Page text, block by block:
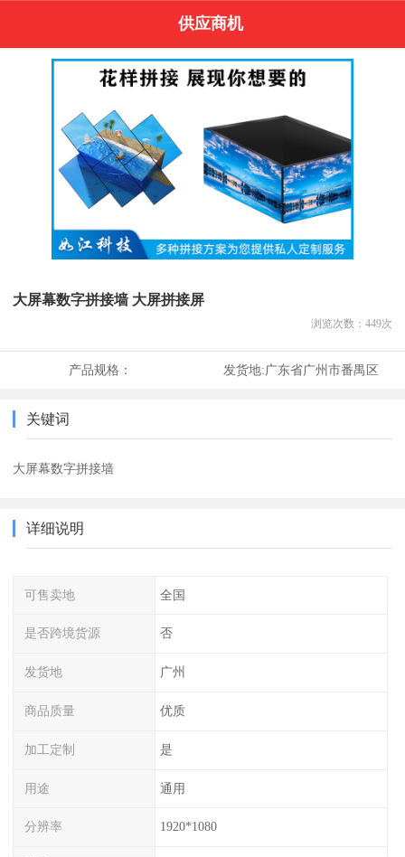
供应商机
大屏幕数字拼接墙 大屏拼接屏
浏览次数： 449次
产品规格： 发货地:广东省广州市番禺区
关键词
大屏幕数字拼接墙
详细说明
可售卖地 全国
是否跨境货源 否
发货地 广州
商品质量 优质
加工定制 是
用途 通用
分辨率 1920*1080